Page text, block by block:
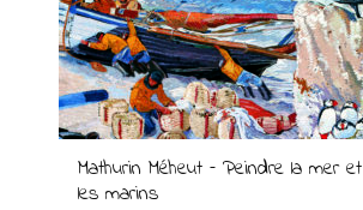
Mathurin Méheut – Peindre la mer et
les marins